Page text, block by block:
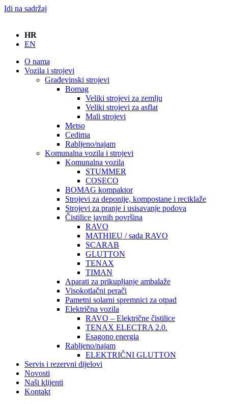
Idi na sadržaj
HR
EN
O nama
Vozila i strojevi
Građevinski strojevi
Bomag
Veliki strojevi za zemlju
Veliki strojevi za asflat
Mali strojevi
Metso
Cedima
Rabljeno/najam
Komunalna vozila i strojevi
Komunalna vozila
STUMMER
COSECO
BOMAG kompaktor
Strojevi za deponije, kompostane i reciklaže
Strojevi za pranje i usisavanje podova
Čistilice javnih površina
RAVO
MATHIEU / sada RAVO
SCARAB
GLUTTON
TENAX
TIMAN
Aparati za prikupljanje ambalaže
Visokotlačni perači
Pametni solarni spremnici za otpad
Električna vozila
RAVO – Električne čistilice
TENAX ELECTRA 2.0.
Esagono energia
Rabljeno/najam
ELEKTRIČNI GLUTTON
Servis i rezervni dijelovi
Novosti
Naši klijenti
Kontakt